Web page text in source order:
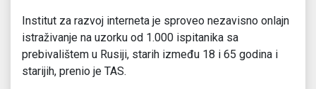
Institut za razvoj interneta je sproveo nezavisno onlajn
istraživanje na uzorku od 1.000 ispitanika sa
prebivalištem u Rusiji, starih između 18 i 65 godina i
starijih, prenio je TAS.